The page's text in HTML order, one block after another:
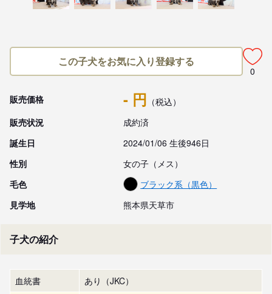
この子犬をお気に入り登録する
0
販売価格 - 円 （税込）
販売状況
成約済
誕生日
2024/01/06 生後946日
性別
女の子（メス）
毛色
ブラック系（黒色）
見学地
熊本県天草市
子犬の紹介
血統書 あり（JKC）